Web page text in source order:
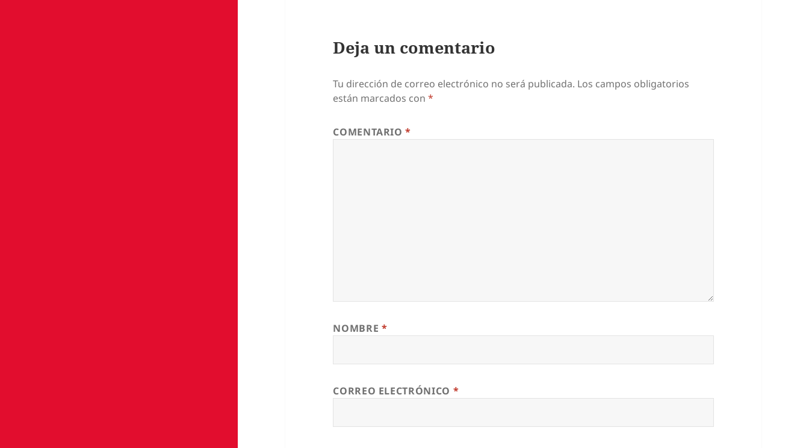
Deja un comentario
Tu dirección de correo electrónico no será publicada. Los campos obligatorios
están marcados con*
COMENTARIO*
NOMBRE *
CORREO ELECTRÓNICO *